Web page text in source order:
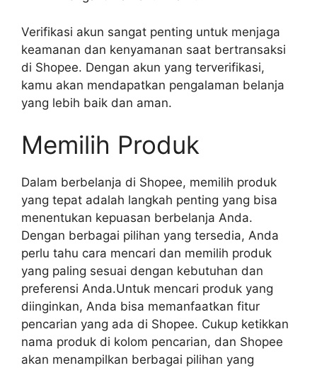
Verifikasi akun sangat penting untuk menjaga
keamanan dan kenyamanan saat bertransaksi
di Shopee. Dengan akun yang terverifikasi,
kamu akan mendapatkan pengalaman belanja
yang lebih baik dan aman.
Memilih Produk
Dalam berbelanja di Shopee, memilih produk
yang tepat adalah langkah penting yang bisa
menentukan kepuasan berbelanja Anda.
Dengan berbagai pilihan yang tersedia, Anda
perlu tahu cara mencari dan memilih produk
yang paling sesuai dengan kebutuhan dan
preferensi Anda.Untuk mencari produk yang
diinginkan, Anda bisa memanfaatkan fitur
pencarian yang ada di Shopee. Cukup ketikkan
nama produk di kolom pencarian, dan Shopee
akan menampilkan berbagai pilihan yang